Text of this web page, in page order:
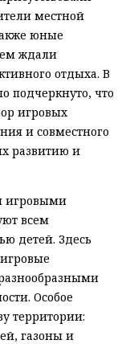
местной
юные
ждали
отдыха. В
подчеркнуто, что
игровых
и совместного
развитию и
игровыми
всем
детей. Здесь
Особое
территории:
газоны и